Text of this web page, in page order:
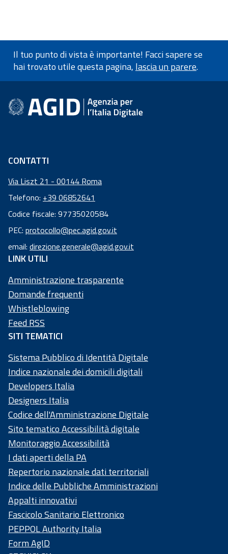
Il tuo punto di vista è importante! Facci sapere se
hai trovato utile questa pagina, lascia un parere.
Informazioni a piè di
CONTATTI
Via Liszt 21 - 00144 Roma
Telefono: +39 06852641
Codice fiscale: 97735020584
Codice
fiscale:
97
73
50
20
58
4
PEC: protocollo@pec.agid.gov.it
email: direzione.generale@agid.gov.it
LINK UTILI
Amministrazione trasparente
Domande frequenti
Whistleblowing
Feed RSS
SITI TEMATICI
Sistema Pubblico di Identità Digitale
Indice nazionale dei domicili digitali
Developers Italia
Designers Italia
Codice dell'Amministrazione Digitale
Sito tematico Accessibilità digitale
Monitoraggio Accessibilità
I dati aperti della PA
Repertorio nazionale dati territoriali
Indice delle Pubbliche Amministrazioni
Appalti innovativi
Fascicolo Sanitario Elettronico
PEPPOL Authority Italia
Form AgID